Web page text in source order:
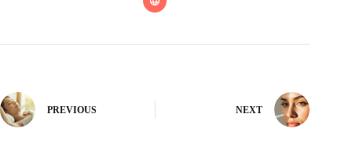
PREVIOUS NEXT